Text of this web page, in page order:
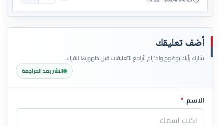
أضف تعليقك
شارك رأيك بوضوح واحترام. تُراجع التعليقات قبل ظهورها للقراء.
النشر بعد المراجعة
اترك هذا الحقل فارغاً
الاسم *